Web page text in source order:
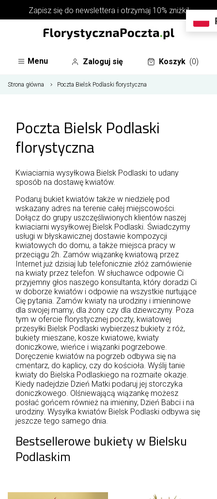
Zapisz się do newsletterai otrzymaj 10% zniżki!
Menu Zaloguj się Koszyk (0)
Strona główna Poczta Bielsk Podlaski florystyczna
Poczta Bielsk Podlaski
florystyczna
Kwiaciarnia wysyłkowa Bielsk Podlaski to udany
sposób na dostawę kwiatów.
Podaruj bukiet kwiatów także w niedzielę pod
wskazany adres na terenie całej miejscowości.
Dołącz do grupy uszczęśliwionych klientów naszej
kwiaciarni wysyłkowej Bielsk Podlaski. Świadczymy
usługi w błyskawicznej dostawie kompozycji
kwiatowych do domu, a także miejsca pracy w
przeciągu 2h. Zamów wiązankę kwiatową przez
Internet już dzisiaj lub telefonicznie złóż zamówienie
na kwiaty przez telefon. W słuchawce odpowie Ci
przyjemny głos naszego konsultanta, który doradzi Ci
w doborze kwiatów i odpowie na wszystkie nurtujące
Cię pytania. Zamów kwiaty na urodziny i imieninowe
dla swojej mamy, dla żony czy dla dziewczyny. Poza
tym w ofercie florystycznej poczty, kwiatowej
przesyłki Bielsk Podlaski wybierzesz bukiety z róż,
bukiety mieszane, kosze kwiatowe, kwiaty
doniczkowe, wieńce i wiązanki pogrzebowe.
Doręczenie kwiatów na pogrzeb odbywa się na
cmentarz, do kaplicy, czy do kościoła. Wyślij tanie
kwiaty do Bielska Podlaskiego na rozmaite okazje.
Kiedy nadejdzie Dzień Matki podaruj jej storczyka
doniczkowego. Olśniewającą wiązankę możesz
posłać gońcem również na imieniny, Dzień Babci i na
urodziny. Wysyłka kwiatów Bielsk Podlaski odbywa się
jeszcze tego samego dnia.
Bestsellerowe bukiety w Bielsku
Podlaskim